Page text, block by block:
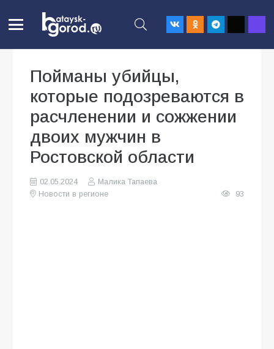
Пойманы убийцы,
которые подозреваются в
расчленении и сожжении
двоих мужчин в
Ростовской области
02.05.2024
Малика Тапаева
Новости в регионе
93